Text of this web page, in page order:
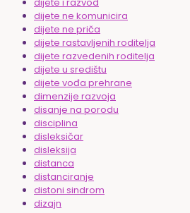
dijete ne komunicira
dijete ne priča
dijete rastavljenih roditelja
dijete razvedenih roditelja
dijete u središtu
dijete vođa prehrane
dimenzije razvoja
disanje na porodu
disciplina
disleksičar
disleksija
distanca
distanciranje
distoni sindrom
dizajn